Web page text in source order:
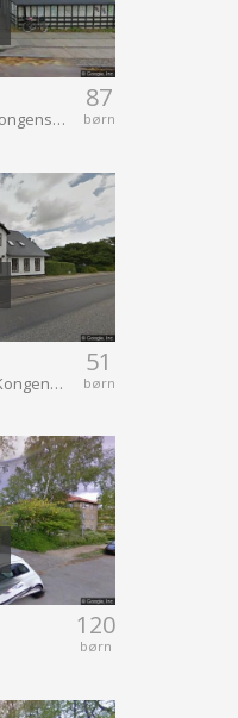
87
børn
Gl. Bagsværdvej 8 , 2800 Kongens Lyngby
51
børn
Nøjsomhedsvej 28 , 2800 Kongens Lyngby
120
børn